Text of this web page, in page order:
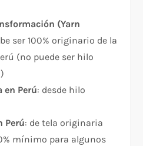
(Yarn
ser 100% originario de la
(no puede ser hilo
en Perú: desde hilo
Perú: de tela originaria
mínimo para algunos